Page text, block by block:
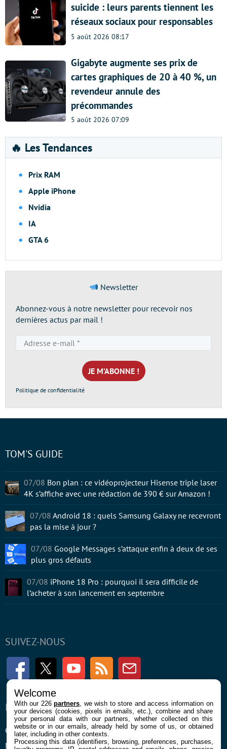
suicide : leurs parents tiennent les
réseaux sociaux pour responsables
5 août 2026 08:17
Gigabyte augmente ses prix de
cartes graphiques de 20 à 40 %, un
revendeur annule des
précommandes
5 août 2026 07:09
🔥 Les Tendances
Prix RAM
Apple iPhone
Nvidia
IA
GTA 6
Newsletter
Abonnez-vous à notre newsletter pour recevoir nos
dernières actus par mail !
e-
mail
*
Politique de confidentialité
SUIVEZ-NOUS
FacebookTwitter Youtube RSS Newsletter
ENTREPRISE
Confidentialité et Cookies
Mentions légales et CGU
À PROPOS
Contact
TOM'S GUIDE
07/08 Bon plan : ce vidéoprojecteur Hisense triple laser
4K s’affiche avec une rédaction de 390 € sur Amazon !
07/08 Android 18 : quels Samsung Galaxy ne recevront
pas la mise à jour ?
07/08 Google Messages s’attaque enfin à deux de ses
plus gros défauts
07/08 iPhone 18 Pro : pourquoi il sera difficile de
l’acheter à son lancement en septembre
Welcome
With our 226partners , we wish to store and access information on
your devices (cookies, pixels in emails, etc.), combine and share
your personal data with our partners, whether collected on this
website or in our emails, already held by some of us, or obtained
later, including in other contexts.
Processing this data (identifiers, browsing, preferences, purchases,